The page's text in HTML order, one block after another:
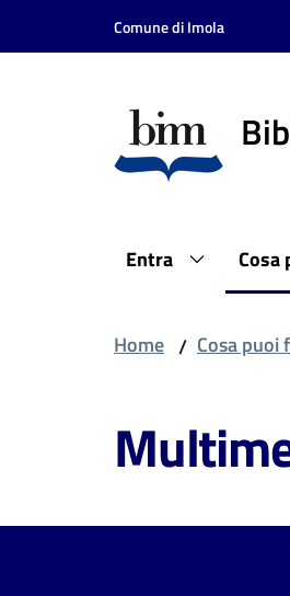
Vai al contenuto
Vai alla navigazione
Comune di Imola
Entra Cosa
Home / Cosa puoi